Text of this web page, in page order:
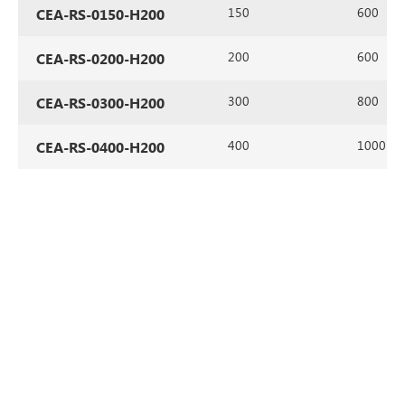
CEA-RS-0150-H200 150 600
CEA-RS-0200-H200 200 600
CEA-RS-0300-H200 300 800
CEA-RS-0400-H200 400 1000